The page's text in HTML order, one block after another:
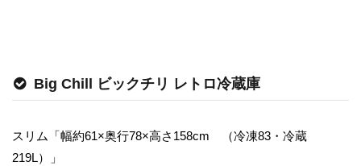
Big Chill ビックチリ レトロ冷蔵庫
スリム「幅約61×奥行78×高さ158cm （冷凍83・冷蔵
219L）」